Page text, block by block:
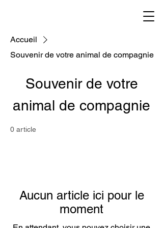
Accueil
Souvenir de votre animal de compagnie
Souvenir de votre
animal de compagnie
0 article
Aucun article ici pour le
moment